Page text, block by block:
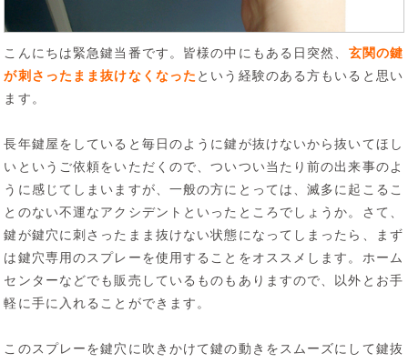
こんにちは緊急鍵当番です。皆様の中にもある日突然、 玄関の鍵
が刺さったまま抜けなくなった という経験のある方もいると思い
ます。
長年鍵屋をしていると毎日のように鍵が抜けないから抜いてほし
いというご依頼をいただくので、ついつい当たり前の出来事のよ
うに感じてしまいますが、一般の方にとっては、滅多に起こるこ
とのない不運なアクシデントといったところでしょうか。さて、
鍵が鍵穴に刺さったまま抜けない状態になってしまったら、まず
は鍵穴専用のスプレーを使用することをオススメします。ホーム
センターなどでも販売しているものもありますので、以外とお手
軽に手に入れることができます。
このスプレーを鍵穴に吹きかけて鍵の動きをスムーズにして鍵抜